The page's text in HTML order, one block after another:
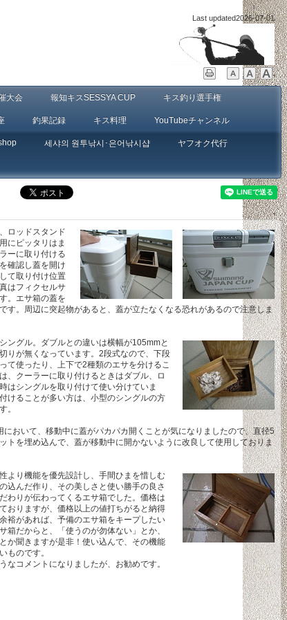
Last updated2026-07-01
大会 報知キスSESSYA CUP キス釣り選手権
釣果記録 キス料理 YouTubeチャンネル
세샤의 원투낚시･은어낚시샵 ヤフオク代行
ロッドスタンド
にピッタリはま
ーに取り付ける
確認し蓋を開け
て取り付け位置
はフィクセルサ
。エサ箱の蓋を
す。周辺に突起物があると、蓋が立たなくなる恐れがあるので注意しま
ングル。ダブルとの違いは横幅が105mmと
りが無くなっています。2段式なので、下段
て使ったり、上下で2種類のエサを分けるこ
、クーラーに取り付けるときはダブル、ロ
はシングルを取り付けて使い分けていま
けることが多い方は、小型のシングルの方
。
において、移動中に蓋がパカパカ開くことが気になりましたので、直径5
トを埋め込んで、蓋が移動中に開かないように改良して使用しておりま
より機能を優先設計し、手間ひまを惜しむ
込んだ作り、その美しさと使い勝手の良さ
わりが伝わってくるエサ箱でした。価格は
おりますが、価格以上の値打ちがると納得
裕があれば、予備のエサ箱をキープしたい
箱だからと、「使うのが勿体ない」とか、
か聞きますが是非！使い込んで、その機能
ものです。
なコメントになりましたが、お勧めです。